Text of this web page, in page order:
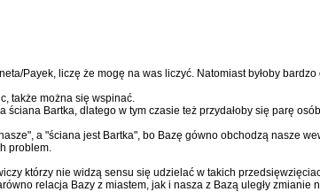
Payek, liczę że mogę na was liczyć. Natomiast byłoby
także można się wspinać.
ściana Bartka, dlatego w tym czasie też przydałoby się parę
a "ściana jest Bartka", bo Bazę gówno obchodzą nasze
problem.
którzy nie widzą sensu się udzielać w takich
relacja Bazy z miastem, jak i nasza z Bazą uległy